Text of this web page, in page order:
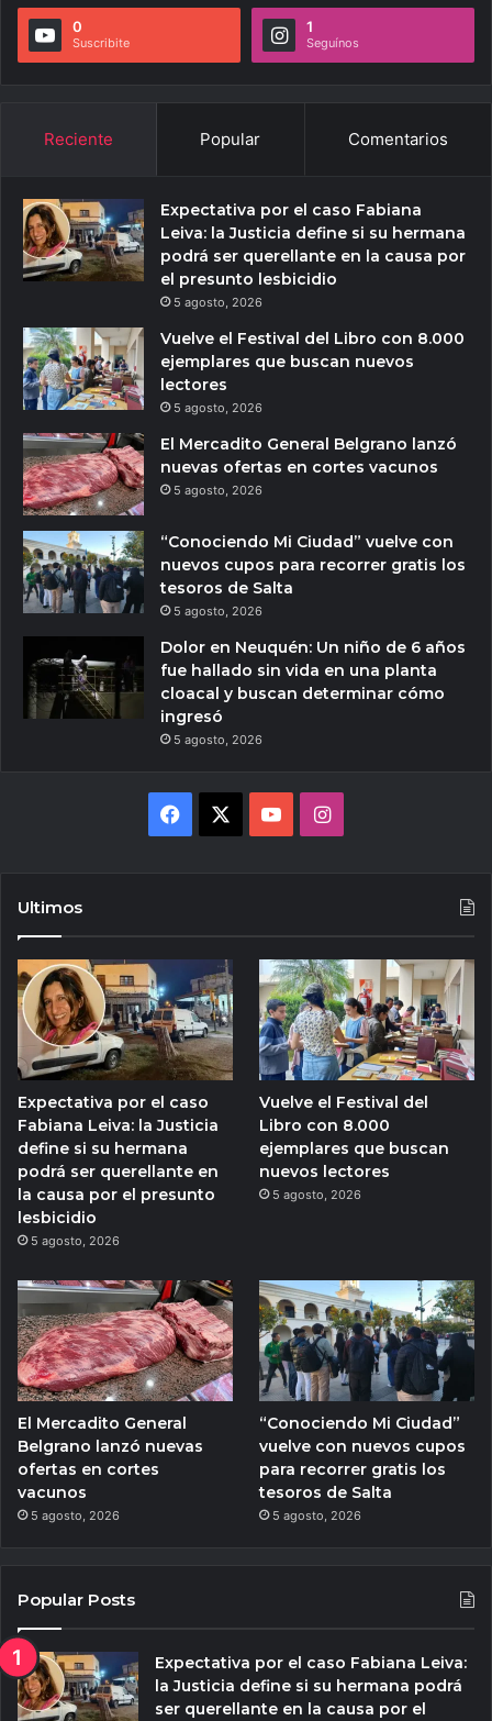
0
Suscribite
1
Seguínos
Reciente Popular Comentarios
Expectativa por el caso Fabiana
Leiva: la Justicia define si su hermana
podrá ser querellante en la causa por
el presunto lesbicidio
5 agosto, 2026
Vuelve el Festival del Libro con 8.000
ejemplares que buscan nuevos
lectores
5 agosto, 2026
El Mercadito General Belgrano lanzó
nuevas ofertas en cortes vacunos
5 agosto, 2026
“Conociendo Mi Ciudad” vuelve con
nuevos cupos para recorrer gratis los
tesoros de Salta
5 agosto, 2026
Dolor en Neuquén: Un niño de 6 años
fue hallado sin vida en una planta
cloacal y buscan determinar cómo
ingresó
5 agosto, 2026
Facebook YouTubeInstagram
Ultimos
Expectativa por el caso
Fabiana Leiva: la Justicia
define si su hermana
podrá ser querellante en
la causa por el presunto
lesbicidio
5 agosto, 2026
Vuelve el Festival del
Libro con 8.000
ejemplares que buscan
nuevos lectores
5 agosto, 2026
El Mercadito General
Belgrano lanzó nuevas
ofertas en cortes
vacunos
5 agosto, 2026
“Conociendo Mi Ciudad”
vuelve con nuevos cupos
para recorrer gratis los
tesoros de Salta
5 agosto, 2026
Popular Posts
Expectativa por el caso Fabiana Leiva:
la Justicia define si su hermana podrá
ser querellante en la causa por el